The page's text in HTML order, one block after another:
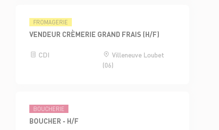
FROMAGERIE
VENDEUR CRÈMERIE GRAND FRAIS (H/F)
CDI
Villeneuve Loubet
(06)
BOUCHERIE
BOUCHER - H/F